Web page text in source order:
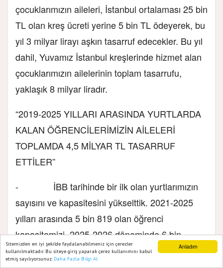
Anladım
Sitemizden en iyi şekilde faydalanabilmeniz için çerezler
kullanılmaktadır. Bu siteye giriş yaparak çerez kullanımını kabul
etmiş sayılıyorsunuz. Daha Fazla Bilgi Al
çocuklarımızın aileleri, İstanbul ortalaması 25 bin
TL olan kreş ücreti yerine 5 bin TL ödeyerek, bu
yıl 3 milyar lirayı aşkın tasarruf edecekler. Bu yıl
dahil, Yuvamız İstanbul kreşlerinde hizmet alan
çocuklarımızın ailelerinin toplam tasarrufu,
yaklaşık 8 milyar liradır.
“2019-2025 YILLARI ARASINDA YURTLARDA
KALAN ÖĞRENCİLERİMİZİN AİLELERİ
TOPLAMDA 4,5 MİLYAR TL TASARRUF
ETTİLER”
- İBB tarihinde bir ilk olan yurtlarımızın
sayısını ve kapasitesini yükselttik. 2021-2025
yılları arasında 5 bin 819 olan öğrenci
kapasitemizi, 2025-2026 döneminde 6 bin
232’ye çıkardık. Bu yıl hizmete başlayan Filiz
Ana Sayfa Web TV